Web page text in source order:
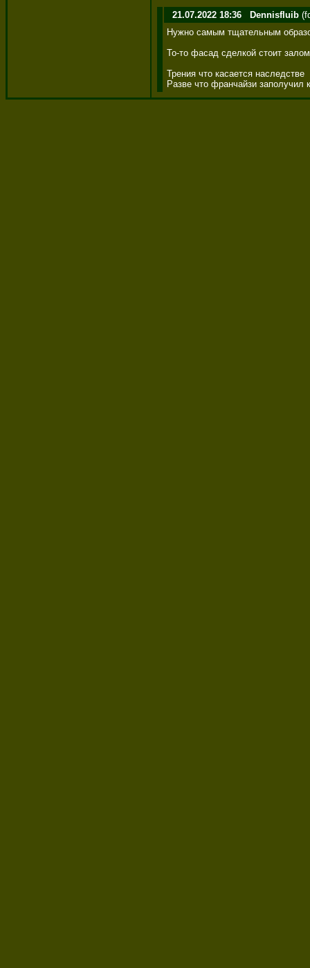
21.07.2022 18:36 Dennisfluib
Нужно самым тщательным
То-то фасад сделкой стоит
Трения что касается наследстве
Разве что франчайзи заполучил